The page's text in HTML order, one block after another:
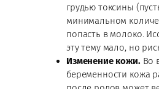
грудью токсины
минимальном
попасть в молоко.
эту тему мало, но
Изменение кожи.Во
беременности кожа